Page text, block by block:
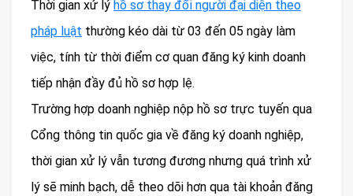
Thời gian xử lý hồ sơ thay đổi người đại diện theo
pháp luật thường kéo dài từ 03 đến 05 ngày làm
việc, tính từ thời điểm cơ quan đăng ký kinh doanh
tiếp nhận đầy đủ hồ sơ hợp lệ.
Trường hợp doanh nghiệp nộp hồ sơ trực tuyến qua
Cổng thông tin quốc gia về đăng ký doanh nghiệp,
thời gian xử lý vẫn tương đương nhưng quá trình xử
lý sẽ minh bạch, dễ theo dõi hơn qua tài khoản đăng